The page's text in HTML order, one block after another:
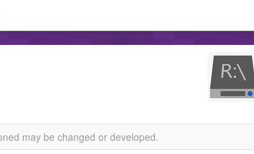
may be changed or developed.